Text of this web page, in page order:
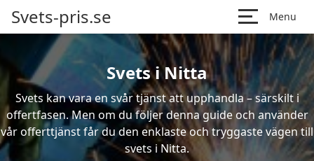
Svets-pris.se Menu
Svets i Nitta
Svets kan vara en svår tjänst att upphandla – särskilt i
offertfasen. Men om du följer denna guide och använder
vår offerttjänst får du den enklaste och tryggaste vägen till
svets i Nitta.